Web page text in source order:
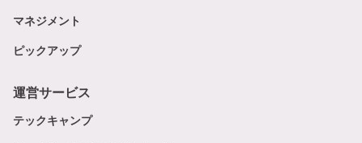
マネジメント
ピックアップ
運営サービス
テックキャンプ